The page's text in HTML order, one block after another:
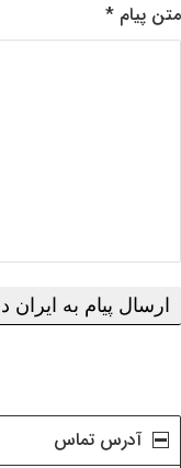
متن پیام *
آدرس تماس